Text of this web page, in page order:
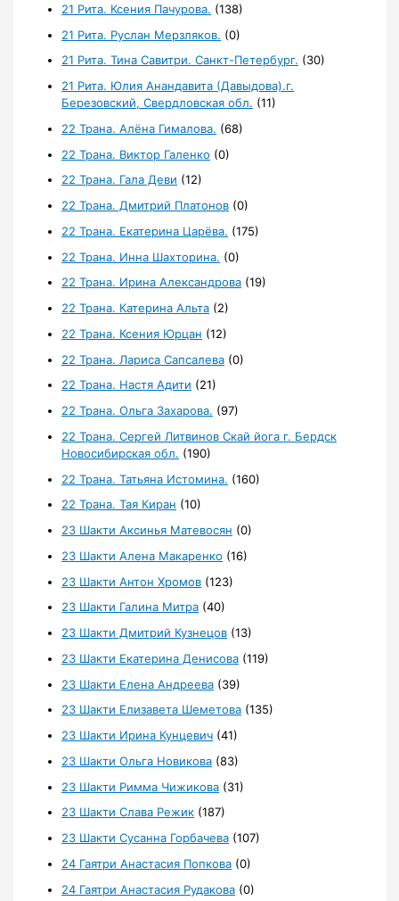
21 Рита. Ксения Пачурова. (138)
21 Рита. Руслан Мерзляков. (0)
21 Рита. Тина Савитри. Санкт-Петербург. (30)
21 Рита. Юлия Анандавита (Давыдова).г.
Березовский, Свердловская обл. (11)
22 Трана. Алёна Гималова. (68)
22 Трана. Виктор Галенко (0)
22 Трана. Гала Деви (12)
22 Трана. Дмитрий Платонов (0)
22 Трана. Екатерина Царёва. (175)
22 Трана. Инна Шахторина. (0)
22 Трана. Ирина Александрова (19)
22 Трана. Катерина Альта (2)
22 Трана. Ксения Юрцан (12)
22 Трана. Лариса Сапсалева (0)
22 Трана. Настя Адити (21)
22 Трана. Ольга Захарова. (97)
22 Трана. Сергей Литвинов Скай йога г. Бердск
Новосибирская обл. (190)
22 Трана. Татьяна Истомина. (160)
22 Трана. Тая Киран (10)
23 Шакти Аксинья Матевосян (0)
23 Шакти Алена Макаренко (16)
23 Шакти Антон Хромов (123)
23 Шакти Галина Митра (40)
23 Шакти Дмитрий Кузнецов (13)
23 Шакти Екатерина Денисова (119)
23 Шакти Елена Андреева (39)
23 Шакти Елизавета Шеметова (135)
23 Шакти Ирина Кунцевич (41)
23 Шакти Ольга Новикова (83)
23 Шакти Римма Чижикова (31)
23 Шакти Слава Режик (187)
23 Шакти Сусанна Горбачева (107)
24 Гаятри Анастасия Попкова (0)
24 Гаятри Анастасия Рудакова (0)